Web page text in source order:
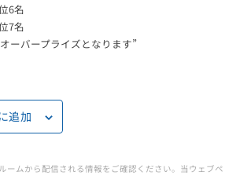
6名
7名
ーバープライズとなります”
追加
ームから配信される情報をご確認ください。当ウェブペ